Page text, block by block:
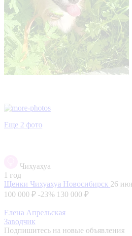
Еще 2 фото
Чихуахуа
1 год
Щенки Чихуахуа Новосибирск 26
100 000 ₽ -23% 130 000 ₽
Елена Апрельская
Заводчик
Подпишитесь на новые объявления